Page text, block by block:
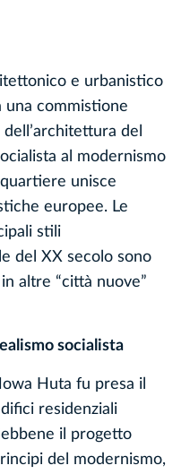
e urbanistico
commistione
del
al modernismo
unisce
europee. Le
stili
del XX secolo sono
altre “città nuove”
socialista
Huta fu presa il
residenziali
il progetto
del modernismo,